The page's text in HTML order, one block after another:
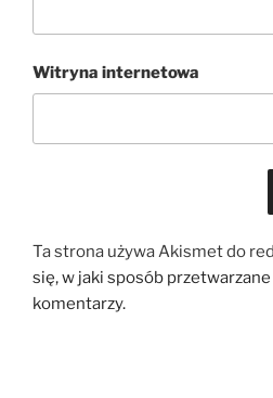
Witryna internetowa
Ta strona używa Akismet do
się, w jaki sposób
komentarzy.